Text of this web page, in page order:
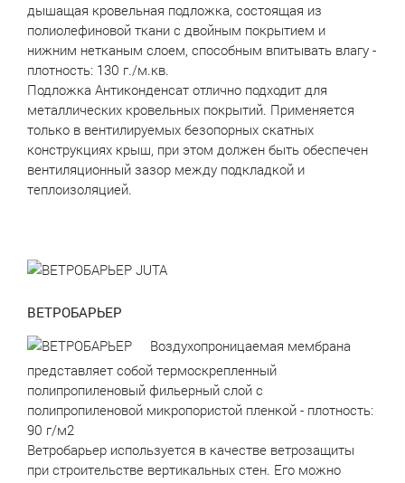
дышащая кровельная подложка, состоящая из
полиолефиновой ткани с двойным покрытием и
нижним нетканым слоем, способным впитывать влагу -
плотность: 130 г./м.кв.
Подложка Антиконденсат отлично подходит для
металлических кровельных покрытий. Применяется
только в вентилируемых безопорных скатных
конструкциях крыш, при этом должен быть обеспечен
вентиляционный зазор между подкладкой и
теплоизоляцией.
ВЕТРОБАРЬЕР
Воздухопроницаемая мембрана
представляет собой термоскрепленный
полипропиленовый фильерный слой с
полипропиленовой микропористой пленкой - плотность:
90 г/м2
Ветробарьер используется в качестве ветрозащиты
при строительстве вертикальных стен. Его можно